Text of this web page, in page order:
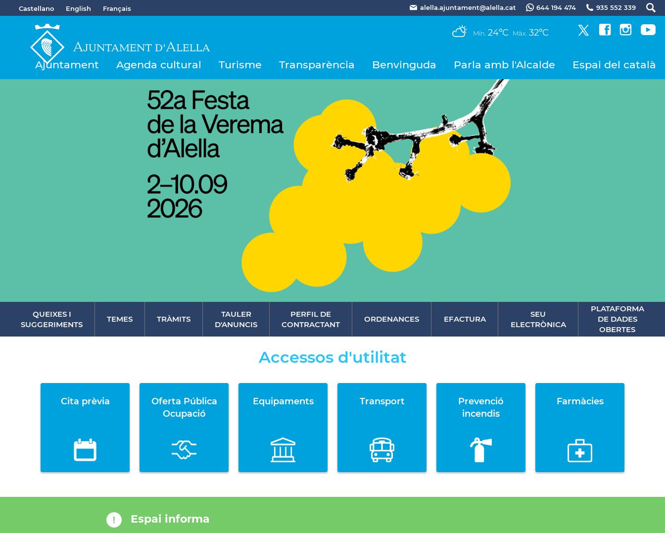
Castellano English Français alella.ajuntament@alella.cat 644 194 474 935 552 339
Mín. 24ºC Màx. 32ºC
Ajuntament Agenda cultural Turisme Transparència Benvinguda Parla amb l'Alcalde Espai del català
QUEIXES I
SUGGERIMENTS
TEMES TRÀMITS
TAULER
D'ANUNCIS
PERFIL DE
CONTRACTANT
ORDENANCES EFACTURA
SEU
ELECTRÒNICA
PLATAFORMA
DE DADES
OBERTES
Accessos d'utilitat
Cita prèvia
Oferta Pública
Ocupació
Equipaments Transport
Prevenció
incendis
Farmàcies
Espai informa